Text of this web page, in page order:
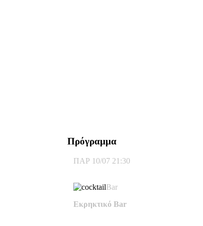
Πρόγραμμα
ΠΑΡ 10/07 21:30
Bar
Εκρηκτικό Bar